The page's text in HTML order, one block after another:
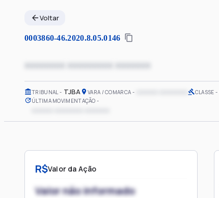
Voltar
0003860-46.2020.8.05.0146
xxxxxxxx xxxxxxxxx xxxxxxx
TRIBUNAL TJBA VARA / COMARCA CLASSE
ÚLTIMA MOVIMENTAÇÃO
R$Valor da Ação
Valor não informado